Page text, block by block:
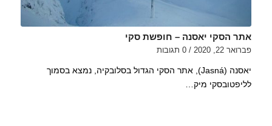
אתר הסקי יאסנה – חופשת סקי
פברואר 22, 2020 / 0 תגובות
יאסנה (Jasná), אתר הסקי הגדול בסלובקיה, נמצא בסמוך
לליפטובסקי מיק…